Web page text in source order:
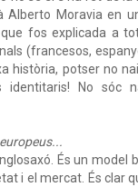
Moravia en
fos explicada a
(francesos,
història, potser no
No sóc
És un model
i el mercat. És clar